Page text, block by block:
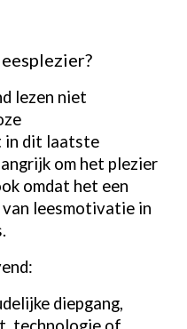
lezen niet
in dit laatste
om het plezier
omdat het een
leesmotivatie in
diepgang,